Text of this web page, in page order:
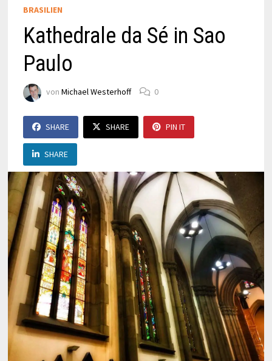
BRASILIEN
Kathedrale da Sé in Sao
Paulo
von Michael Westerhoff 0
SHARE SHARE PIN IT
SHARE